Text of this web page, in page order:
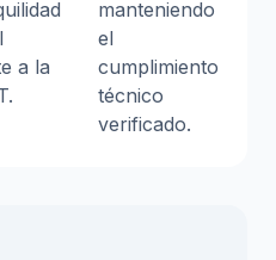
a la
manteniendo
el
cumplimiento
técnico
verificado.